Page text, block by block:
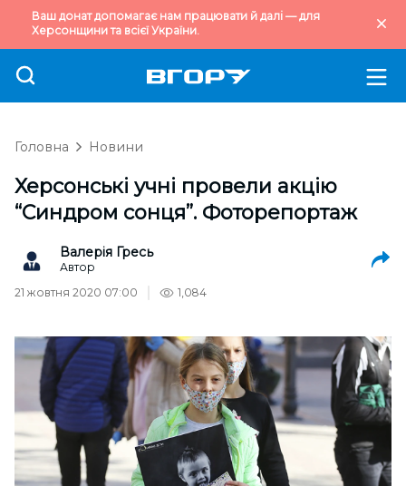
Ваш донат допомагає нам працювати й далі — для
Херсонщини та всієї України.
Головна Новини
Херсонські учні провели акцію
“Синдром сонця”. Фоторепортаж
Валерія Гресь
Автор
21 жовтня 2020 07:00
1,084